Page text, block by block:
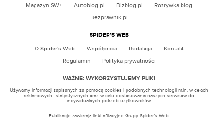
WAŻNE: WYKORZYSTUJEMY PLIKI
Używamy informacji zapisanych za pomocą cookies i podobnych technologii m.in. w celach
reklamowych i statystycznych oraz w celu dostosowania naszych serwisów do
indywidualnych potrzeb użytkowników.
Publikacje zawierają linki afiliacyjne Grupy Spider’s Web.
Magazyn SW+ Autoblog.pl Bizblog.pl
Rozrywka.blog
Bezprawnik.pl
SPIDER’S WEB
O Spider's Web Współpraca Redakcja
Kontakt
Regulamin
Polityka prywatności